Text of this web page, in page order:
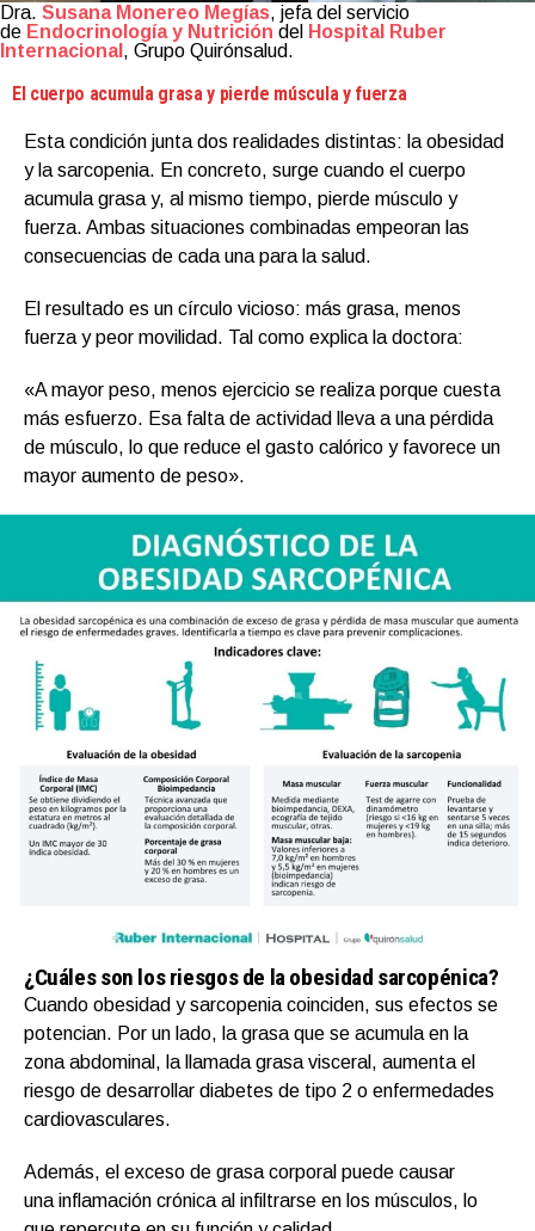
Dra. Susana Monereo Megías, jefa del servicio
de Endocrinología y Nutrición del Hospital Ruber
Internacional , Grupo Quirónsalud.
El cuerpo acumula grasa y pierde múscula y fuerza
Esta condición junta dos realidades distintas: la obesidad
y la sarcopenia. En concreto, surge cuando el cuerpo
acumula grasa y, al mismo tiempo, pierde músculo y
fuerza. Ambas situaciones combinadas empeoran las
consecuencias de cada una para la salud.
El resultado es un círculo vicioso: más grasa, menos
fuerza y peor movilidad. Tal como explica la doctora:
«A mayor peso, menos ejercicio se realiza porque cuesta
más esfuerzo. Esa falta de actividad lleva a una pérdida
de músculo, lo que reduce el gasto calórico y favorece un
mayor aumento de peso».
¿Cuáles son los riesgos de la obesidad sarcopénica?
Cuando obesidad y sarcopenia coinciden, sus efectos se
potencian. Por un lado, la grasa que se acumula en la
zona abdominal, la llamada grasa visceral, aumenta el
riesgo de desarrollar diabetes de tipo 2 o enfermedades
cardiovasculares.
Además, el exceso de grasa corporal puede causar
una inflamación crónica al infiltrarse en los músculos, lo